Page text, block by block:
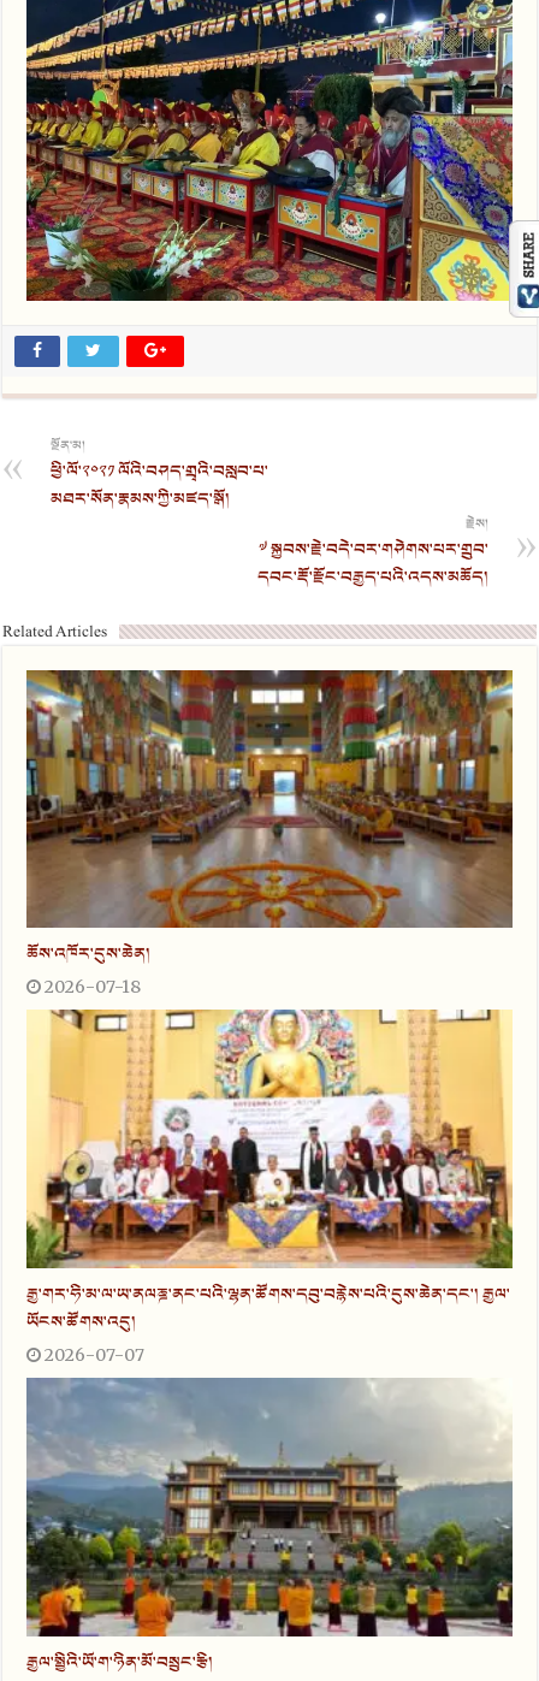
སྔོན་མ།
ཕྱི་ལོ་༢༠༢༡ ལོའི་བཤད་གྲྭའི་བསླབ་པ་
མཐར་སོན་རྣམས་ཀྱི་མཛད་སྒོ།
རྗེས།
༧ སྐྱབས་རྗེ་བདེ་བར་གཤེགས་པར་གྲུབ་
དབང་རྡོ་རྫོང་བརྒྱད་པའི་འདས་མཆོད།
Related Articles
ཆོས་འཁོར་དུས་ཆེན།
2026-07-18
རྒྱ་གར་ཧི་མ་ལ་ཡ་ནལཎྜ་ནང་པའི་ལྷན་ཚོགས་དབུ་བརྙེས་པའི་དུས་ཆེན་དང་། རྒྱལ་
ཡོངས་ཚོགས་འདུ།
2026-07-07
རྒྱལ་སྤྱིའི་ཡོ་ག་ཉིན་མོ་བསྲུང་རྩི།